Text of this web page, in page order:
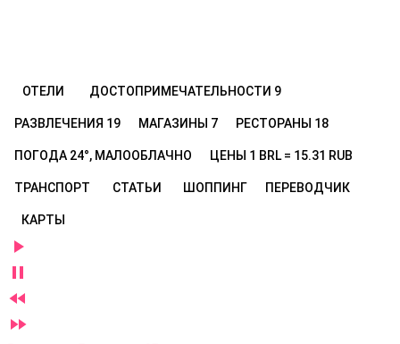
ОТЕЛИ ДОСТОПРИМЕЧАТЕЛЬНОСТИ 9
РАЗВЛЕЧЕНИЯ 19 МАГАЗИНЫ 7 РЕСТОРАНЫ 18
ПОГОДА 24°, МАЛООБЛАЧНО ЦЕНЫ 1 BRL = 15.31 RUB
ТРАНСПОРТ СТАТЬИ ШОППИНГ ПЕРЕВОДЧИК
КАРТЫ



